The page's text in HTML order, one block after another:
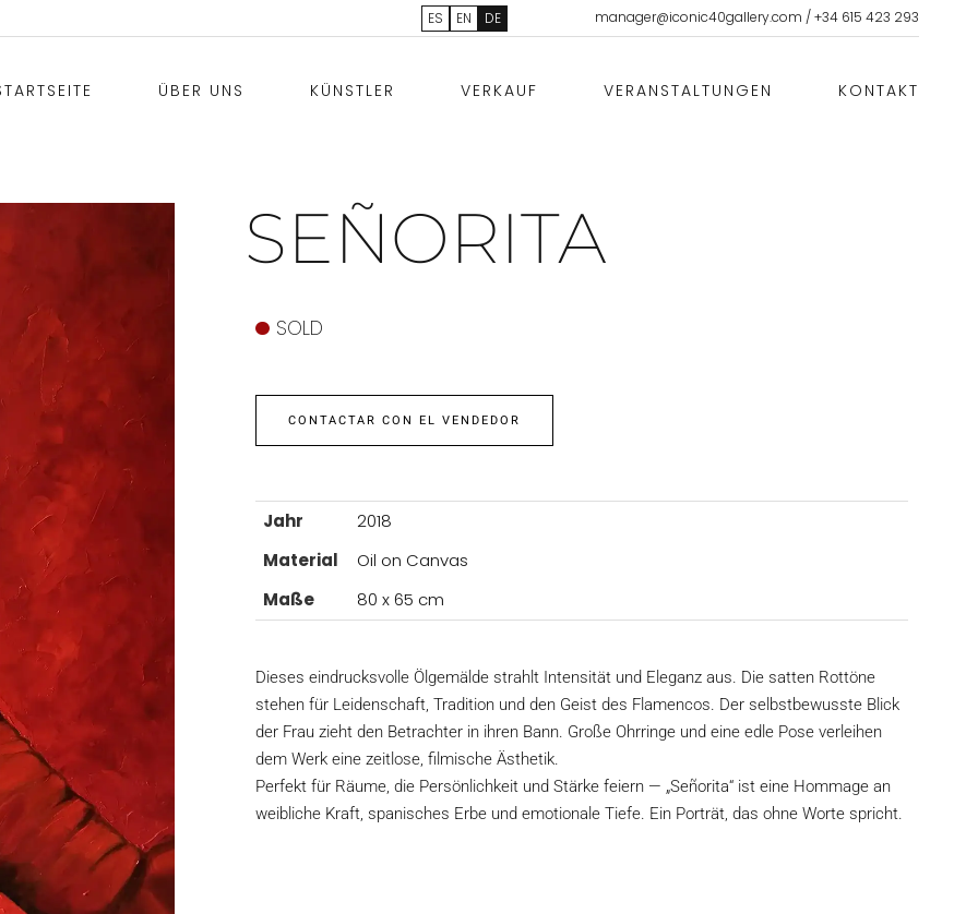
ES EN DE manager@iconic40gallery.com /+34 615 423 293
ÜBER UNS KÜNSTLER VERKAUF VERANSTALTUNGEN KONTAKT
SEÑORITA
SOLD
CONTACTAR CON EL VENDEDOR
Jahr
2018
Material
Oil on Canvas
Maße
80 x 65 cm
Dieses eindrucksvolle Ölgemälde strahlt Intensität und Eleganz aus. Die satten Rottöne
stehen für Leidenschaft, Tradition und den Geist des Flamencos. Der selbstbewusste Blick
der Frau zieht den Betrachter in ihren Bann. Große Ohrringe und eine edle Pose verleihen
dem Werk eine zeitlose, filmische Ästhetik.
Perfekt für Räume, die Persönlichkeit und Stärke feiern — „Señorita“ ist eine Hommage an
weibliche Kraft, spanisches Erbe und emotionale Tiefe. Ein Porträt, das ohne Worte spricht.